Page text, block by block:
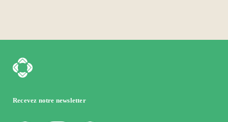
Recevez notre newsletter